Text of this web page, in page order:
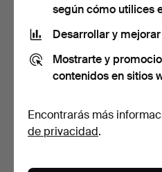
BØRGE MOGENSEN. Sofá
cama. Roble con tapic…
Subastado 12 may 2024
9 pujas
955 USD
según cómo utilices
Desarrollar y
Mostrarte y
contenidos en sitios
Encontrarás más
de privacidad.